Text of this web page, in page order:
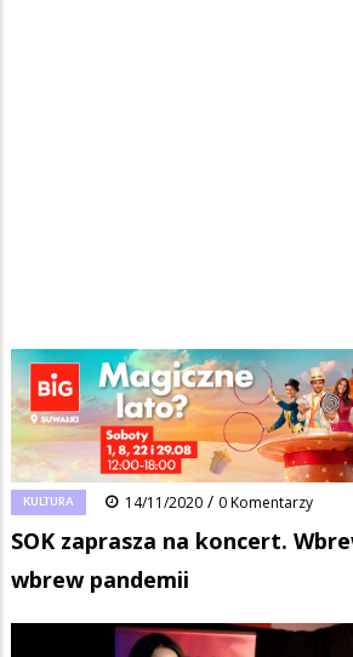
Ścieżka
nawigacyjna
Strona główna/Wiadomości/Kultura/
SOK zaprasza na koncert. Wbrew grawitacji i
FacebookPinterest 0
KULTURA 14/11/2020 / 0 Komentarzy
SOK zaprasza na koncert.
wbrew pandemii